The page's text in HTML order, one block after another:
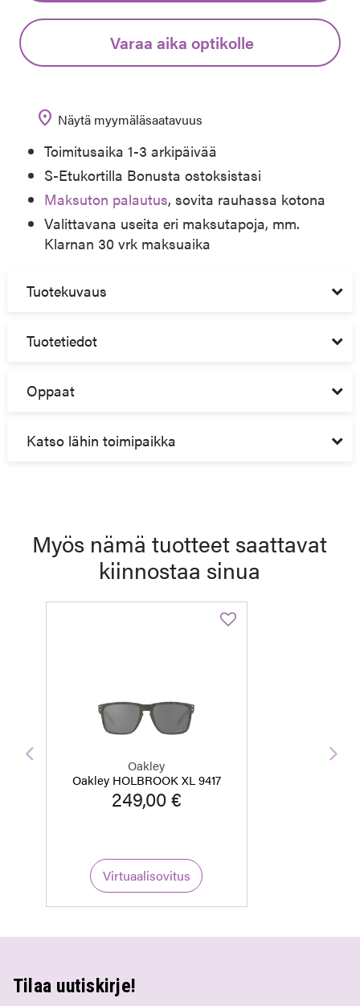
Varaa aika optikolle
location_on Näytä myymäläsaatavuus
Toimitusaika 1-3 arkipäivää
S-Etukortilla Bonusta ostoksistasi
Maksuton palautus, sovita rauhassa kotona
Valittavana useita eri maksutapoja, mm.
Klarnan 30 vrk maksuaika
Tuotekuvaus
Tuotetiedot
Oppaat
Katso lähin toimipaikka
Myös nämä tuotteet saattavat
kiinnostaa sinua
Oakley
Oakley HOLBROOK XL 9417
249,00 €
Virtuaalisovitus
Edellinen
Tilaa uutiskirje!